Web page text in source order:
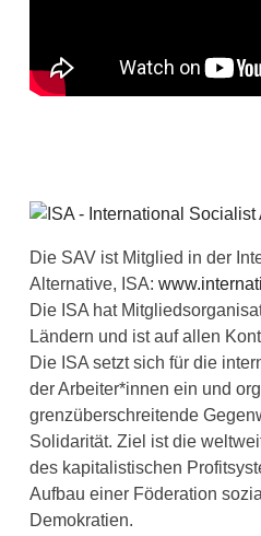
Die SAV ist Mitglied in der
Alternative, ISA:
Die ISA hat
Ländern und ist auf allen
Die ISA setzt sich für die
der Arbeiter*innen ein und
grenzüberschreitende
Solidarität. Ziel ist die
des kapitalistischen
Aufbau einer Föderation
Demokratien.